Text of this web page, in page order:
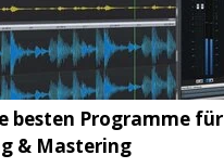
besten Programme für
& Mastering